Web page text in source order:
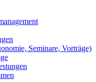
Seminare, Vorträge)